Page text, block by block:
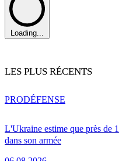
Loading...
LES PLUS RÉCENTS
L'Ukraine estime que près de
dans son armée
PRODÉFENSE